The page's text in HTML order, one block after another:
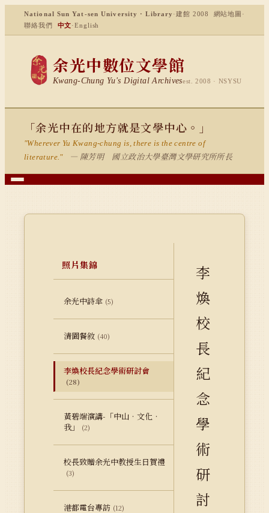
National Sun Yat-sen University · Library ·建館 2008 網站地圖 ·
聯絡我們
中文·English
余光中數位文學館
Kwang-Chung Yu's Digital Archivesest. 2008 · NSYSU
「余光中在的地方就是文學中心。」
"Wherever Yu Kwang-chung is, there is the centre of
literature."
— 陳芳明 國立政治大學臺灣文學研究所所長
照片集錦
余光中詩傘 (5)
清園餐敘 (40)
李煥校長紀念學術研討會
(28)
黃碧端演講-「中山‧文化‧
我」
(2)
校長致贈余光中教授生日賀禮
(3)
港都電台專訪 (12)
李
煥
校
長
紀
念
學
術
研
討